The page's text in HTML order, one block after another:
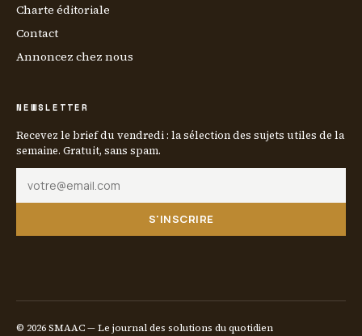
Charte éditoriale
Contact
Annoncez chez nous
NEWSLETTER
Recevez le brief du vendredi : la sélection des sujets utiles de la
semaine. Gratuit, sans spam.
S'INSCRIRE
© 2026 SMAAC — Le journal des solutions du quotidien